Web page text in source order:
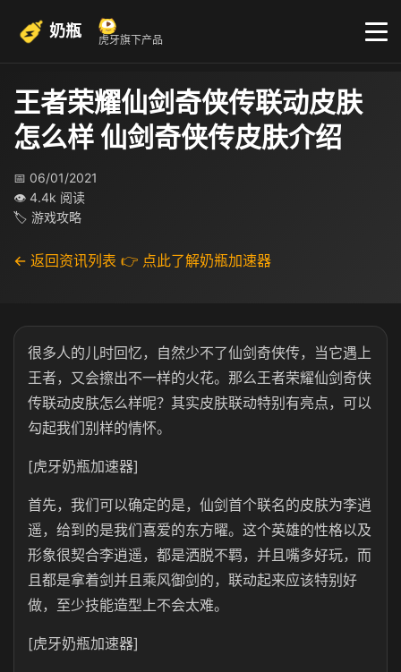
奶瓶 虎牙旗下产品
王者荣耀仙剑奇侠传联动皮肤
怎么样 仙剑奇侠传皮肤介绍
📅 06/01/2021
👁 4.4k 阅读
🏷 游戏攻略
← 返回资讯列表 👉 点此了解奶瓶加速器
很多人的儿时回忆，自然少不了仙剑奇侠传，当它遇上
王者，又会擦出不一样的火花。那么王者荣耀仙剑奇侠
传联动皮肤怎么样呢？其实皮肤联动特别有亮点，可以
勾起我们别样的情怀。
[虎牙奶瓶加速器]
首先，我们可以确定的是，仙剑首个联名的皮肤为李逍
遥，给到的是我们喜爱的东方曜。这个英雄的性格以及
形象很契合李逍遥，都是洒脱不羁，并且嘴多好玩，而
且都是拿着剑并且乘风御剑的，联动起来应该特别好
做，至少技能造型上不会太难。
[虎牙奶瓶加速器]